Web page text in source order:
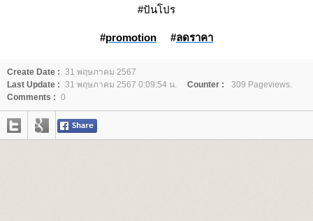
#ปันโปร
#promotion #ลดราคา
Create Date : 31 พฤษภาคม 2567
Last Update : 31 พฤษภาคม 2567 0:09:54 น. Counter :
309 Pageviews.
Comments : 0